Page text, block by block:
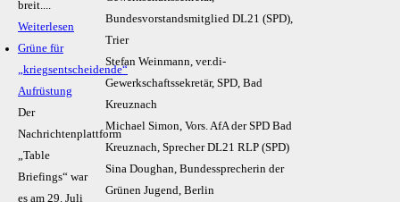
breit....
Weiterlesen
Grüne für
„kriegsentscheidende“
Aufrüstung
Der
Nachrichtenplattform
„Table
Briefings“ war
es am 29. Juli
Bundesvorstandsmitglied DL21 (SPD),
Trier
Stefan Weinmann, ver.di-
Gewerkschaftssekretär, SPD, Bad
Kreuznach
Michael Simon, Vors. AfA der SPD Bad
Kreuznach, Sprecher DL21 RLP (SPD)
Sina Doughan, Bundessprecherin der
Grünen Jugend, Berlin